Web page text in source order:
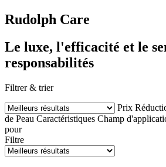
Rudolph Care
Le luxe, l'efficacité et le
responsabilités
Filtrer & trier
Prix
de Peau Caractéristiques Champ
pour
Filtre